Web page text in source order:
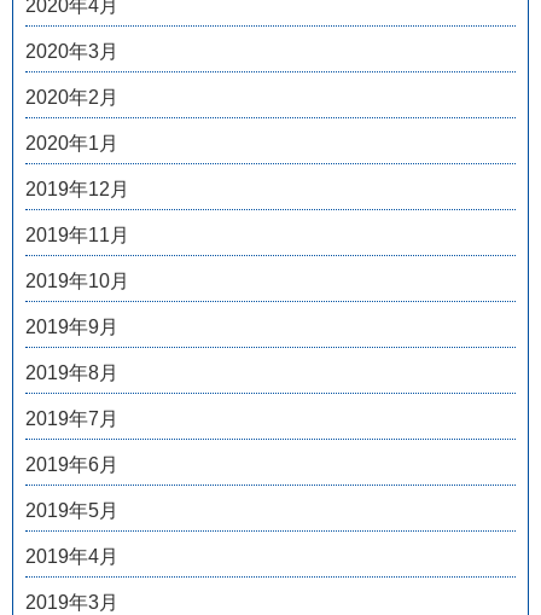
2020年4月
2020年3月
2020年2月
2020年1月
2019年12月
2019年11月
2019年10月
2019年9月
2019年8月
2019年7月
2019年6月
2019年5月
2019年4月
2019年3月